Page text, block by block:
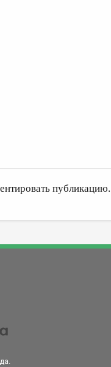
публикацию.